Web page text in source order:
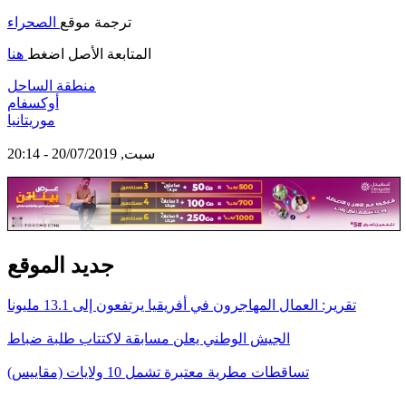
ترجمة موقع الصحراء
المتابعة الأصل اضغط هنا
منطقة الساحل
أوكسفام
موريتانيا
سبت, 20/07/2019 - 20:14
جديد الموقع
تقرير: العمال المهاجرون في أفريقيا يرتفعون إلى 13.1 مليونا
الجيش الوطني يعلن مسابقة لاكتتاب طلبة ضباط
تساقطات مطرية معتبرة تشمل 10 ولايات (مقاييس)